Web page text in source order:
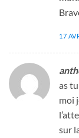
17
as
moi
sur